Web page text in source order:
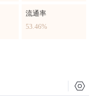
流通率
53.46%